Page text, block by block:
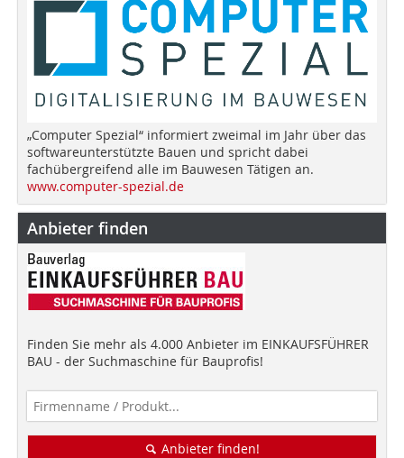
„Computer Spezial“ informiert zweimal im Jahr über das
softwareunterstützte Bauen und spricht dabei
fachübergreifend alle im Bauwesen Tätigen an.
www.computer-spezial.de
Anbieter finden
Finden Sie mehr als 4.000 Anbieter im EINKAUFSFÜHRER
BAU - der Suchmaschine für Bauprofis!
Anbieter finden!